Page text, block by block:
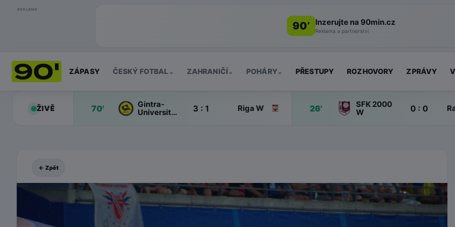
REKLAMA
90’ Inzerujte na 90min.cz
Reklama a partnerství
ZÁPASY ČESKÝ FOTBAL ⌄ ZAHRANIČÍ ⌄ POHÁRY⌄ PŘESTUPY ROZHOVORY ZPRÁVY
ŽIVĚ 70'
Gintra-
Universitetas
3 : 1 Riga W 26'
SFK 2000
W
0 : 0
← Zpět